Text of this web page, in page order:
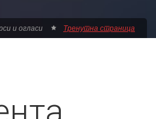
и огласи Тренутна страница